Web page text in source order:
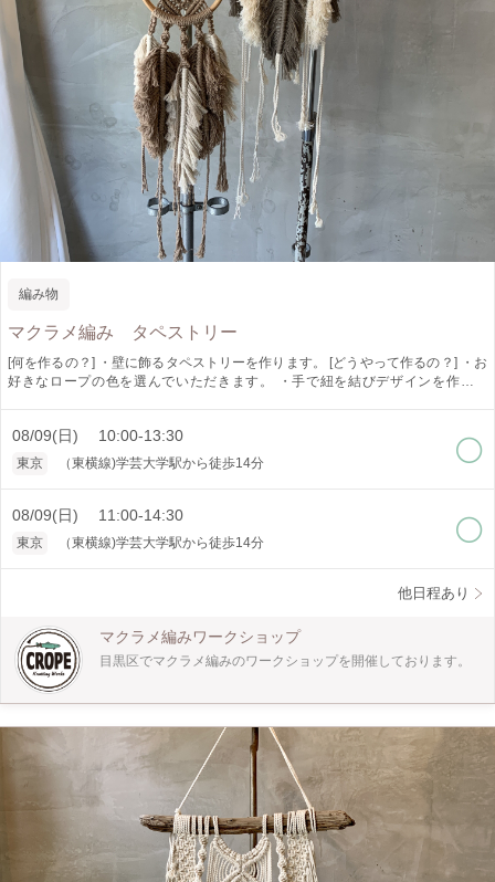
編み物
マクラメ編み タペストリー
[何を作るの？] ・壁に飾るタペストリーを作ります。 [どうやって作るの？] ・お
好きなロープの色を選んでいただきます。 ・手で紐を結びデザインを作りま
スメポイント] ・ロープの色が選べます。（時期により紐の色は異なります） ・
少人数制でゆっくり教えられます。 [どんな人が対象?] ・初めての方でも大丈夫
インテリア、アクセサリーと幅広く作れます。 一つ作ると次に何を作ろうかな
08/09(日) 10:00-13:30
東京 （東横線)学芸大学駅から徒歩14分
08/09(日) 11:00-14:30
東京 （東横線)学芸大学駅から徒歩14分
他日程あり
マクラメ編みワークショップ
目黒区でマクラメ編みのワークショップを開催しております。